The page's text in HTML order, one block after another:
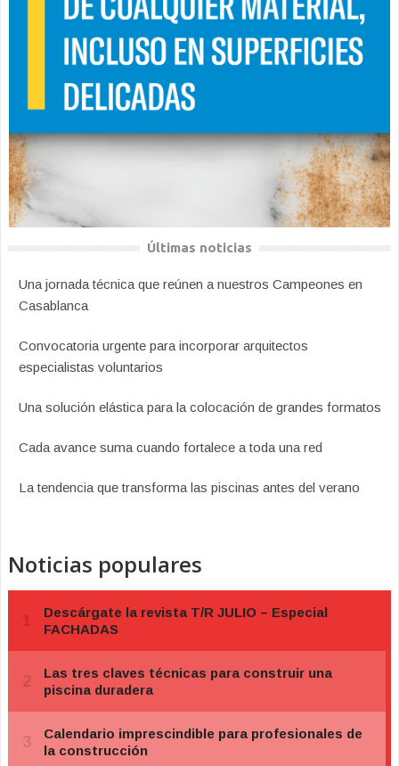
Últimas noticias
Una jornada técnica que reúnen a nuestros Campeones en
Casablanca
Convocatoria urgente para incorporar arquitectos
especialistas voluntarios
Una solución elástica para la colocación de grandes formatos
Cada avance suma cuando fortalece a toda una red
La tendencia que transforma las piscinas antes del verano
Noticias populares